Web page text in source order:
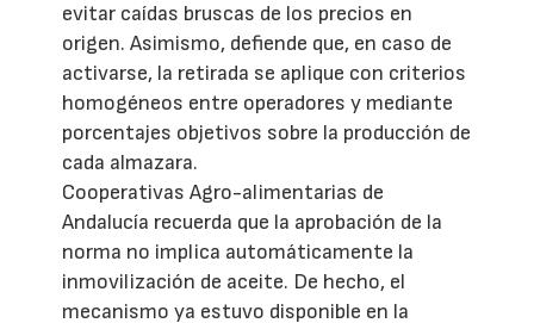
evitar caídas bruscas de los precios en
origen. Asimismo, defiende que, en caso de
activarse, la retirada se aplique con criterios
homogéneos entre operadores y mediante
porcentajes objetivos sobre la producción de
cada almazara.
Cooperativas Agro-alimentarias de
Andalucía recuerda que la aprobación de la
norma no implica automáticamente la
inmovilización de aceite. De hecho, el
mecanismo ya estuvo disponible en la